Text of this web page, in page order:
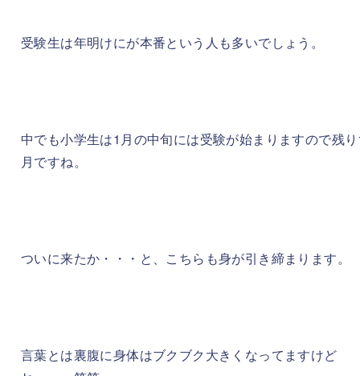
受験生は年明けにが本番という人も多いでしょう。
中でも小学生は1月の中旬には受験が始まりますので残
月ですね。
ついに来たか・・・と、こちらも身が引き締まります。
言葉とは裏腹に身体はブクブク大きくなってますけど